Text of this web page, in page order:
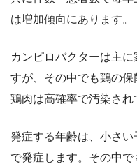
は増加傾向にあります。
カンピロバクターは主
すが、その中でも鶏の
鶏肉は高確率で汚染され
発症する年齢は、小さ
で発症します。その中